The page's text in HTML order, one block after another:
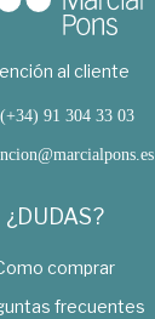
al cliente
(+34) 91 304 33 03
¿DUDAS?
comprar
frecuentes